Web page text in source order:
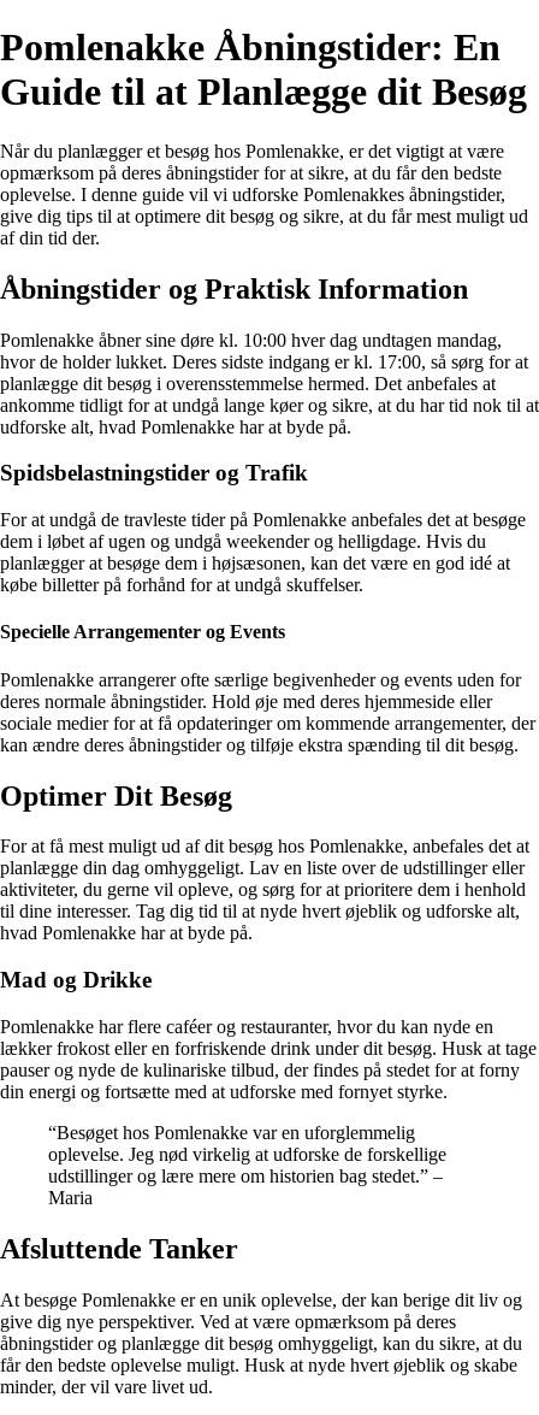
Pomlenakke Åbningstider: En
Guide til at Planlægge dit Besøg
Når du planlægger et besøg hos Pomlenakke, er det vigtigt at være
opmærksom på deres åbningstider for at sikre, at du får den bedste
oplevelse. I denne guide vil vi udforske Pomlenakkes åbningstider,
give dig tips til at optimere dit besøg og sikre, at du får mest muligt ud
af din tid der.
Åbningstider og Praktisk Information
Pomlenakke åbner sine døre kl. 10:00 hver dag undtagen mandag,
hvor de holder lukket. Deres sidste indgang er kl. 17:00, så sørg for at
planlægge dit besøg i overensstemmelse hermed. Det anbefales at
ankomme tidligt for at undgå lange køer og sikre, at du har tid nok til at
udforske alt, hvad Pomlenakke har at byde på.
Spidsbelastningstider og Trafik
For at undgå de travleste tider på Pomlenakke anbefales det at besøge
dem i løbet af ugen og undgå weekender og helligdage. Hvis du
planlægger at besøge dem i højsæsonen, kan det være en god idé at
købe billetter på forhånd for at undgå skuffelser.
Specielle Arrangementer og Events
Pomlenakke arrangerer ofte særlige begivenheder og events uden for
deres normale åbningstider. Hold øje med deres hjemmeside eller
sociale medier for at få opdateringer om kommende arrangementer, der
kan ændre deres åbningstider og tilføje ekstra spænding til dit besøg.
Optimer Dit Besøg
For at få mest muligt ud af dit besøg hos Pomlenakke, anbefales det at
planlægge din dag omhyggeligt. Lav en liste over de udstillinger eller
aktiviteter, du gerne vil opleve, og sørg for at prioritere dem i henhold
til dine interesser. Tag dig tid til at nyde hvert øjeblik og udforske alt,
hvad Pomlenakke har at byde på.
Mad og Drikke
Pomlenakke har flere caféer og restauranter, hvor du kan nyde en
lækker frokost eller en forfriskende drink under dit besøg. Husk at tage
pauser og nyde de kulinariske tilbud, der findes på stedet for at forny
din energi og fortsætte med at udforske med fornyet styrke.
“Besøget hos Pomlenakke var en uforglemmelig
oplevelse. Jeg nød virkelig at udforske de forskellige
udstillinger og lære mere om historien bag stedet.” –
Maria
Afsluttende Tanker
At besøge Pomlenakke er en unik oplevelse, der kan berige dit liv og
give dig nye perspektiver. Ved at være opmærksom på deres
åbningstider og planlægge dit besøg omhyggeligt, kan du sikre, at du
får den bedste oplevelse muligt. Husk at nyde hvert øjeblik og skabe
minder, der vil vare livet ud.